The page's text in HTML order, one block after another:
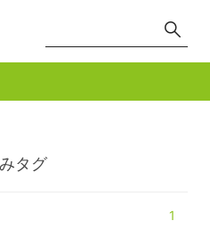
タグ
1